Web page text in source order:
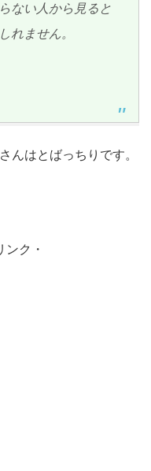
ない人から見ると
れません。
んはとばっちりです。
ンク・